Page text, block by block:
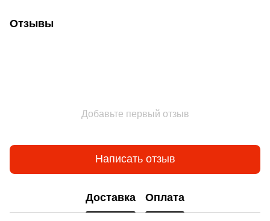
Отзывы
Добавьте первый отзыв
Написать отзыв
Доставка Оплата